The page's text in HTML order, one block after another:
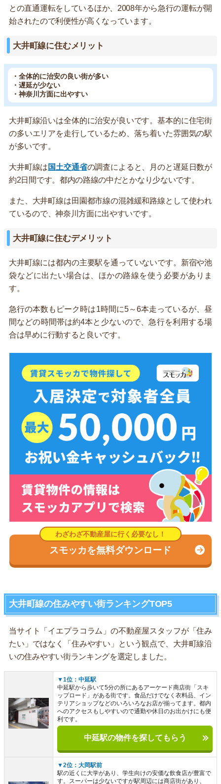
との直通運転をしているほか、2008年から急行の運転が開
始されたので利便性が高くなっています。
大井町線に住むメリット
・全体的に治安の良い街が多い
・遅延が少ない
・神奈川方面に出やすい
大井町線沿いは全体的に治安が良いです。基本的に住宅街
の多いエリアを走行しているため、落ち着いた雰囲気の駅
が多いです。
大井町線は 国土交通省の調査によると、月のと遅延日数が
約2日間です。都内の路線の中だとかなり少ないです。
また、大井町線は田園都市線の混雑緩和路線として使われ
ているので、神奈川方面に出やすいです。
大井町線に住むデメリット
大井町線には都内の主要駅を通っていないです。新宿や池
袋などに出たい場合は、ほかの路線を使う必要がありま
す。
急行の本数もピーク時は1時間に5～6本走っているが、昼
間などの時間帯は約4本と少ないので、急行を利用する場
合は早めに行動すると良いです。
スモッカを無料ダウンロード
大井町線の住みやすい街ランキングTOP5
当サイト「イエプラコラム」の不動産屋スタッフが「住み
たい」ではなく「住みやすい」という観点で、大井町線沿
いの住みやすい街ランキングを選定しました。
▼1位：中延駅
中延駅から歩いて5分の所にあるアーケード商店街「スキ
ップロード」がある街です。食品だけでなく衣料品、イン
テリアショップなどのいろいろなお店が揃ってます。都内
へのアクセスもしやすいので通勤や休日のお出かけにも便
利です。
中延駅の物件を探してもらう
▼2位：大岡駅前
駅の近くに大学があり、学生向けの安価な飲食店が豊富で
す。スーパーは少ないですが駅周辺には商店街があり、